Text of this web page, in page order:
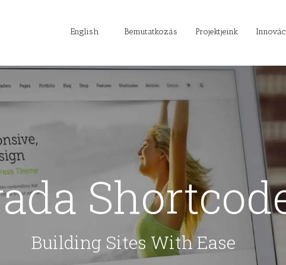
English Bemutatkozás Projektjeink
Building Sites With Ease